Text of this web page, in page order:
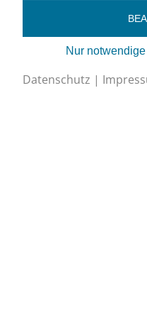
Nur
Datenschutz |